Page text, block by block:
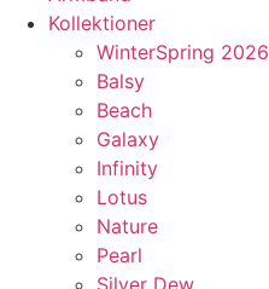
Kollektioner
WinterSpring 2026
Balsy
Beach
Galaxy
Infinity
Lotus
Nature
Pearl
Silver Dew